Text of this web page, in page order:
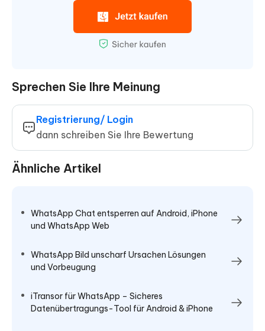
Sprechen Sie Ihre Meinung
Registrierung/ Login
dann schreiben Sie Ihre Bewertung
Ähnliche Artikel
WhatsApp Chat entsperren auf Android, iPhone
und WhatsApp Web
WhatsApp Bild unscharf Ursachen Lösungen
und Vorbeugung
iTransor für WhatsApp – Sicheres
Datenübertragungs-Tool für Android & iPhone